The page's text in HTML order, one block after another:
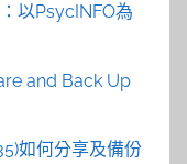
以PsycINFO為
and Back Up
如何分享及備份